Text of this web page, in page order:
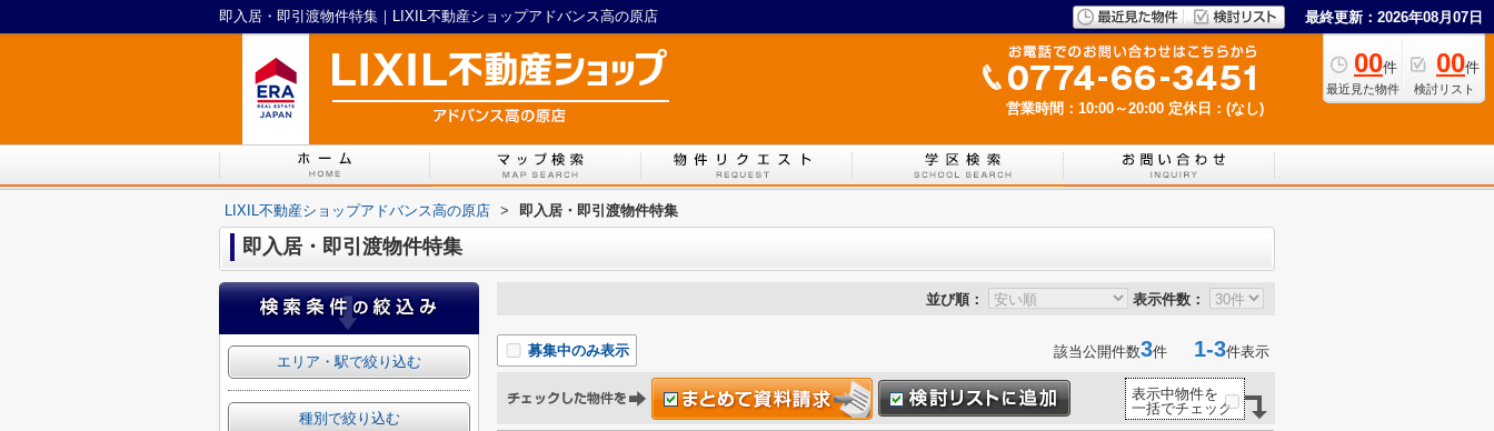
即入居・即引渡物件特集｜LIXIL不動産ショップアドバンス高の原店 最終更新：2026年08月07日
00件
最近見た物件
00件
検討リスト
営業時間：10:00～20:00 定休日：(なし)
LIXIL不動産ショップアドバンス高の原店 > 即入居・即引渡物件特集
即入居・即引渡物件特集
並び順： 表示件数：
募集中のみ表示 該当公開件数3件 1-3件表示
表示中物件を
一括でチェック
エリア・駅で絞り込む
種別で絞り込む